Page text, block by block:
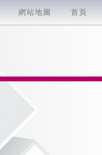
網站地圖 首頁